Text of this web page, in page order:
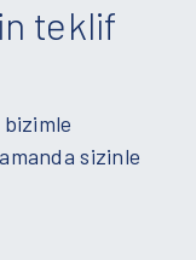
teklif
bizimle
sizinle